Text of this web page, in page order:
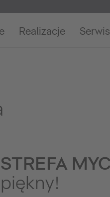
Realizacje Serwis
STREFA
piękny!